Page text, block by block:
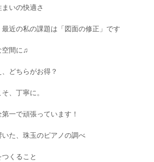
いの快適さ
最近の私の課題は「図面の修正」です
空間に♫
どちらがお得？
、丁寧に。
一で頑張っています！
た、珠玉のピアノの調べ
くること